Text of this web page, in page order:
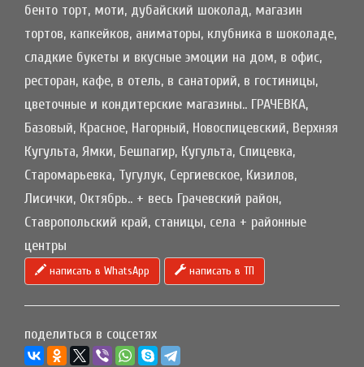
бенто торт, моти, дубайский шоколад, магазин
тортов, капкейков, аниматоры, клубника в шоколаде,
сладкие букеты и вкусные эмоции на дом, в офис,
ресторан, кафе, в отель, в санаторий, в гостиницы,
цветочные и кондитерские магазины.. ГРАЧЕВКА,
Базовый, Красное, Нагорный, Новоспицевский, Верхняя
Кугульта, Ямки, Бешпагир, Кугульта, Спицевка,
Старомарьевка, Тугулук, Сергиевское, Кизилов,
Лисички, Октябрь.. + весь Грачевский район,
Ставропольский край, станицы, села + районные
центры
написать в WhatsApp написать в ТП
поделиться в соцсетях